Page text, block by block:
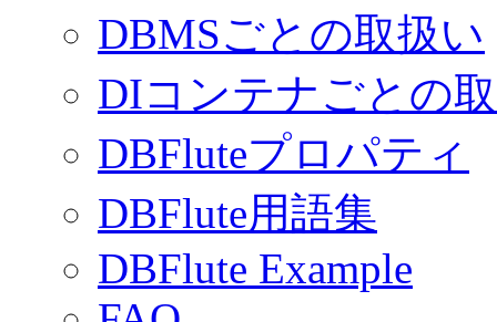
DBMSごとの取扱い
DIコンテナごとの
DBFluteプロパティ
DBFlute用語集
DBFlute Example